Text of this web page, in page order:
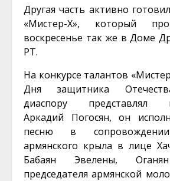
Другая часть активно
«Мистер-Х», который
воскресенье так же в Доме
РТ.
На конкурсе талантов
Дня защитника
диаспору представлял
Аркадий Погосян, он
песню в
армянского крыла в лице
Бабаян Эвелены,
председателя армянской